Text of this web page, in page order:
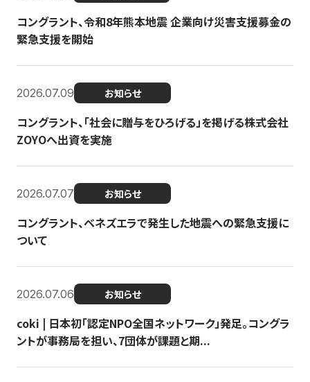
コングラント、令和8年熊本地震 企業向け災害支援募金の
緊急支援を開始
2026.07.09 お知らせ
コングラント、「社会に贈与をひろげる」を掲げる株式会社
ZOYOへ出資を実施
2026.07.07 お知らせ
コングラント、ベネズエラで発生した地震への緊急支援に
ついて
2026.07.06 お知らせ
coki | 日本初「認定NPO全国ネットワーク」発足。コングラ
ントが事務局を担い、7団体が課題と期...